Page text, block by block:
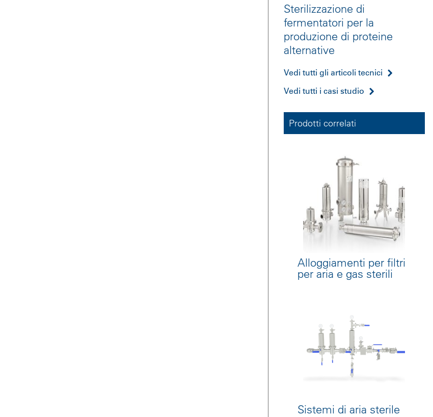
Sterilizzazione di
fermentatori per la
produzione di proteine
alternative
Vedi tutti gli articoli tecnici
Vedi tutti i casi studio
Prodotti correlati
Alloggiamenti per filtri
per aria e gas sterili
Sistemi di aria sterile